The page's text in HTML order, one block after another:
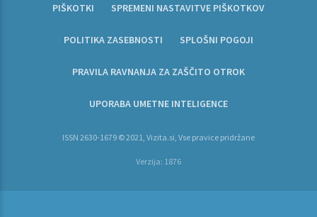
PIŠKOTKI SPREMENI NASTAVITVE PIŠKOTKOV
POLITIKA ZASEBNOSTI SPLOŠNI POGOJI
PRAVILA RAVNANJA ZA ZAŠČITO OTROK
UPORABA UMETNE INTELIGENCE
ISSN 2630-1679 © 2021, Vizita.si, Vse pravice pridržane
Verzija: 1876